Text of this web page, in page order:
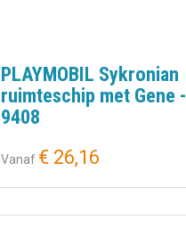
PLAYMOBIL Sykronian
ruimteschip met Gene -
9408
Vanaf € 26,16